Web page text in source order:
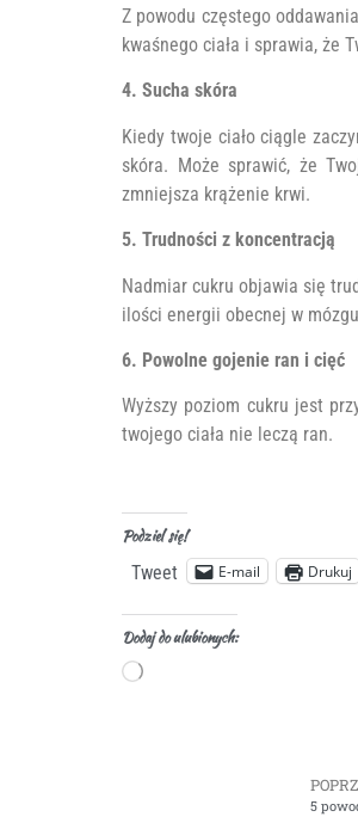
Z powodu częstego
kwaśnego ciała i sprawia, że
4. Sucha skóra
Kiedy twoje ciało ciągle
skóra. Może sprawić, że
zmniejsza krążenie krwi.
5. Trudności z koncentracją
Nadmiar cukru objawia się
ilości energii obecnej w
6. Powolne gojenie ran i cięć
Wyższy poziom cukru jest
twojego ciała nie leczą ran.
Podziel się!
Tweet E-mail Drukuj
Dodaj do ulubionych:
5